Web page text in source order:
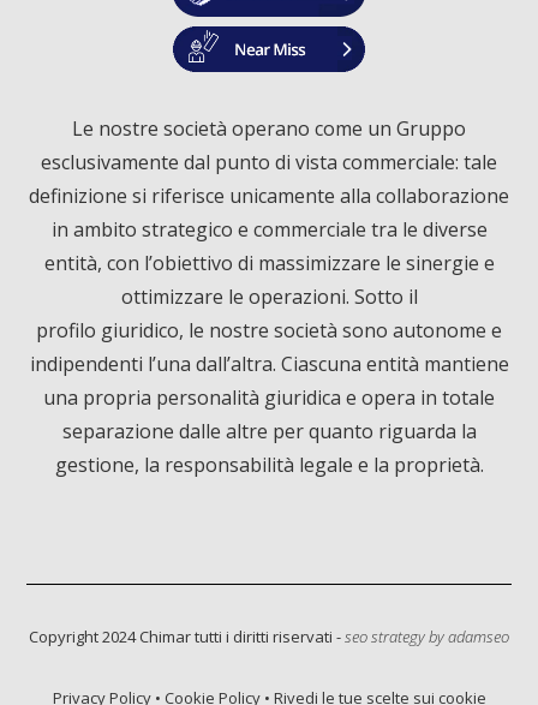
c
b
o
n
e
d
u
u
b
e
Le nostre società operano come un Gruppo
esclusivamente dal punto di vista commerciale: tale
definizione si riferisce unicamente alla collaborazione
in ambito strategico e commerciale tra le diverse
entità, con l’obiettivo di massimizzare le sinergie e
ottimizzare le operazioni. Sotto il
profilo giuridico, le nostre società sono autonome e
indipendenti l’una dall’altra. Ciascuna entità mantiene
una propria personalità giuridica e opera in totale
separazione dalle altre per quanto riguarda la
gestione, la responsabilità legale e la proprietà.
Copyright 2024 Chimar tutti i diritti riservati -seo strategy byadamseo
Privacy Policy• Cookie Policy• Rivedi le tue scelte sui cookie